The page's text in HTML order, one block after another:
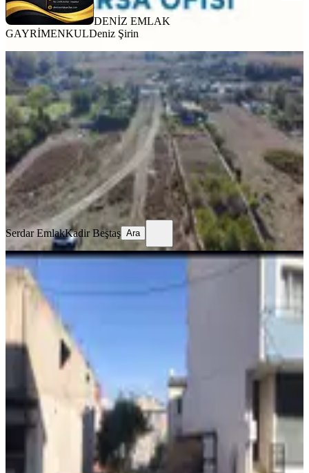
DENİZ EMLAK
GAYRİMENKULDeniz Şirin
TAKASLI
Serdar Emlak Tan
Avcılar, Firuzköy Mahallesi
1400 m²·3.393/m² ·10.09.2025
4.750.000 ₺
Serdar EmlakKadir Beştaş
Ara
Serdar EmlakKadir Beştaş Ara
YOLA YAKIN
Avcılar Yeşilkent Mah Ozavlar Cad
Üzerinde 220m2 Satılık Arsa
33.182/m² ·
7.300.000 ₺
DEKOR YAPIM İNŞAAT EMLAKAli Tüfekçi